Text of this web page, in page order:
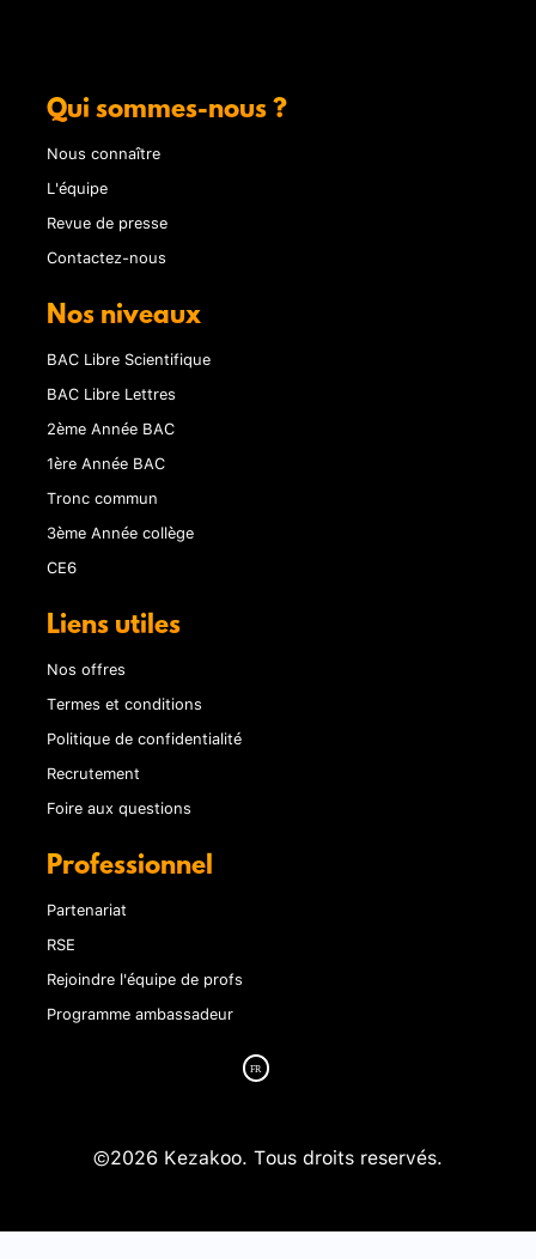
Qui sommes-nous ?
Nous connaître
L'équipe
Revue de presse
Contactez-nous
Nos niveaux
BAC Libre Scientifique
BAC Libre Lettres
2ème Année BAC
1ère Année BAC
Tronc commun
3ème Année collège
CE6
Liens utiles
Nos offres
Termes et conditions
Politique de confidentialité
Recrutement
Foire aux questions
Professionnel
Partenariat
RSE
Rejoindre l'équipe de profs
Programme ambassadeur
©2026 Kezakoo. Tous droits reservés.